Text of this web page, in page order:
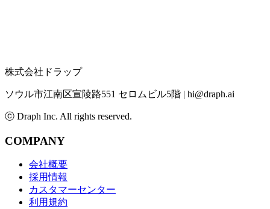
株式会社ドラップ
ソウル市江南区宣陵路551 セロムビル5階 | hi@draph.ai
ⓒ Draph Inc. All rights reserved.
COMPANY
会社概要
採用情報
カスタマーセンター
利用規約